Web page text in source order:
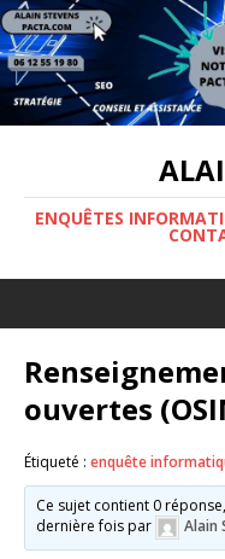
ENQUÊTES
ouvertes
Étiqueté : enquête
Ce sujet contient 0
dernière fois par
Alain